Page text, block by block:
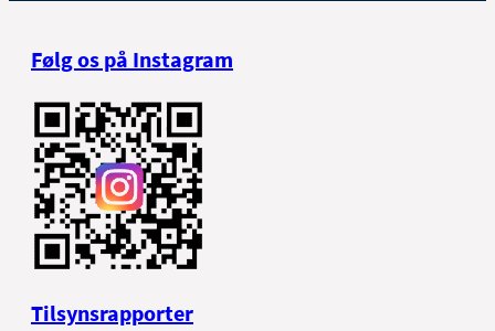
Følg os på Instagram
Tilsynsrapporter